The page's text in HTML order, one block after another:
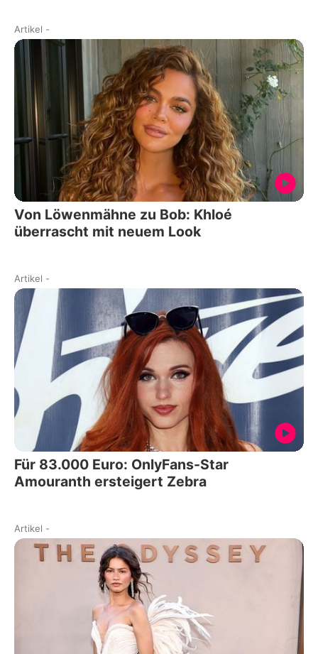
Artikel -
Von Löwenmähne zu Bob: Khloé
überrascht mit neuem Look
Artikel -
Für 83.000 Euro: OnlyFans-Star
Amouranth ersteigert Zebra
Artikel -